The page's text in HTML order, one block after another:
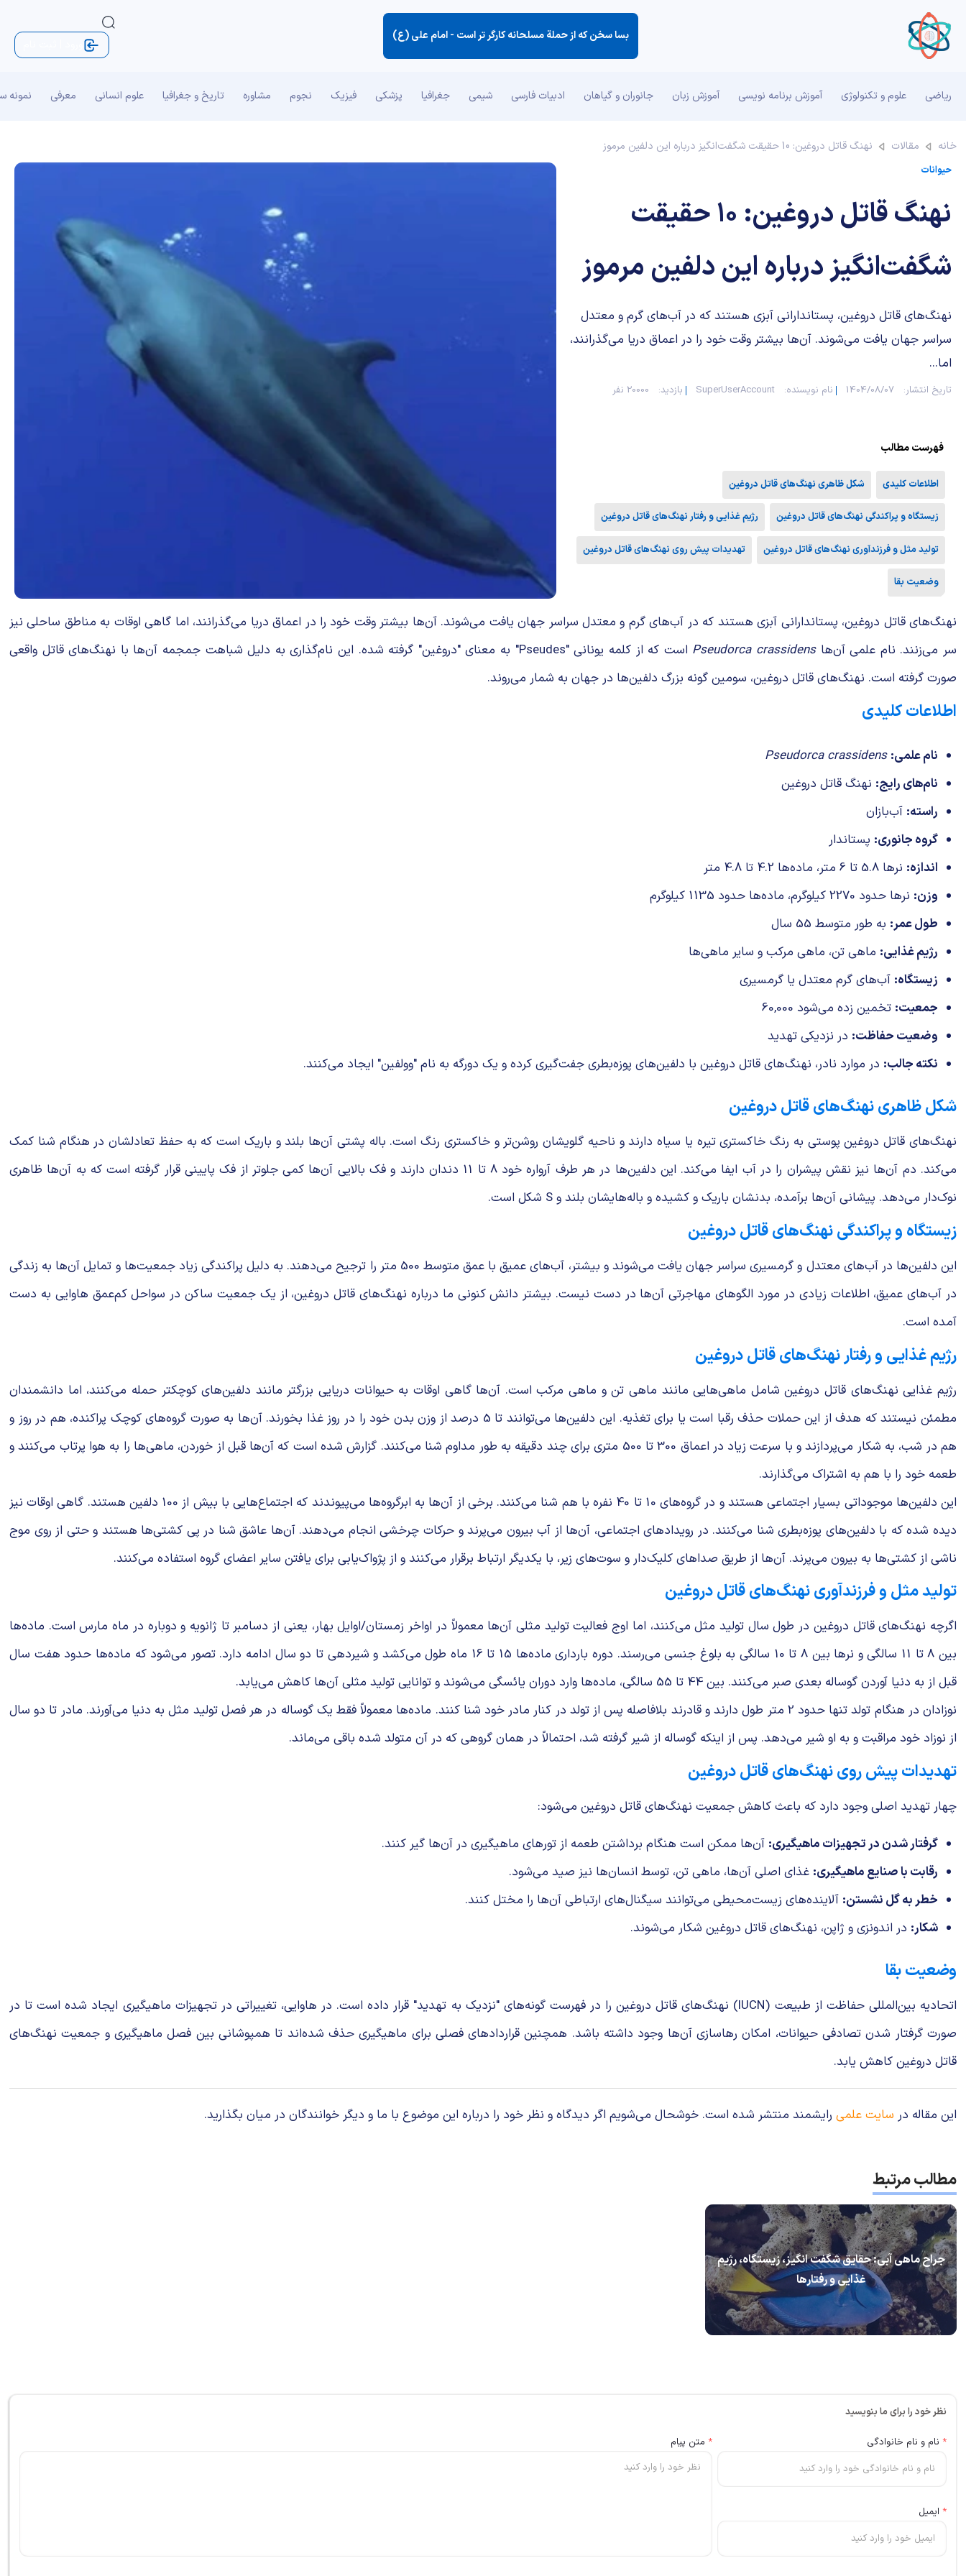
بسا سخن كه از حملة مسلحانه كارگر تر است -امام علی (ع)
ریاضی علوم و تکنولوژی آموزش برنامه نویسی آموزش زبان جانوران و گیاهان ادبیات فارسی شیمی جغرافیا پزشکی فیزیک نجوم مشاوره تاریخ و جغرافیا علوم انسانی معرفی نمونه
خانه مقالات نهنگ قاتل دروغین: 10 حقیقت شگفت‌انگیز درباره این دلفین مرموز
حیوانات
نهنگ قاتل دروغین: 10 حقیقت
شگفت‌انگیز درباره این دلفین مرموز
نهنگ‌های قاتل دروغین، پستاندارانی آبزی هستند که در آب‌های گرم و معتدل
سراسر جهان یافت می‌شوند. آن‌ها بیشتر وقت خود را در اعماق دریا می‌گذرانند،
اما...
تاریخ انتشار: 1404/08/07 نام نویسنده: SuperUserAccount بازدید: 20000 نفر
فهرست مطالب
اطلاعات کلیدی شکل ظاهری نهنگ‌های قاتل دروغین
زیستگاه و پراکندگی نهنگ‌های قاتل دروغین رژیم غذایی و رفتار نهنگ‌های قاتل دروغین
تولید مثل و فرزندآوری نهنگ‌های قاتل دروغین تهدیدات پیش روی نهنگ‌های قاتل دروغین
وضعیت بقا
نهنگ‌های قاتل دروغین، پستاندارانی آبزی هستند که در آب‌های گرم و معتدل سراسر جهان یافت می‌شوند. آن‌ها بیشتر وقت خود را در اعماق دریا می‌گذرانند، اما گاهی اوقات به مناطق ساحلی نیز
سر می‌زنند. نام علمی آن‌هاPseudorca crassidens
است که از کلمه یونانی "Pseudes" به معنای "دروغین" گرفته شده. این نام‌گذاری به دلیل شباهت جمجمه آن‌ها با نهنگ‌های قاتل واقعی
صورت گرفته است. نهنگ‌های قاتل دروغین، سومین گونه بزرگ دلفین‌ها در جهان به شمار می‌روند.
اطلاعات کلیدی
نام علمی: Pseudorca crassidens
نام‌های رایج: نهنگ قاتل دروغین
راسته: آب‌بازان
گروه جانوری: پستاندار
اندازه: نرها 5.8 تا 6 متر، ماده‌ها 4.2 تا 4.8 متر
وزن: نرها حدود 2270 کیلوگرم، ماده‌ها حدود 1135 کیلوگرم
طول عمر: به طور متوسط 55 سال
رژیم غذایی: ماهی تن، ماهی مرکب و سایر ماهی‌ها
زیستگاه: آب‌های گرم معتدل یا گرمسیری
جمعیت: تخمین زده می‌شود 60,000
وضعیت حفاظت: در نزدیکی تهدید
نکته جالب: در موارد نادر، نهنگ‌های قاتل دروغین با دلفین‌های پوزه‌بطری جفت‌گیری کرده و یک دورگه به نام "وولفین" ایجاد می‌کنند.
شکل ظاهری نهنگ‌های قاتل دروغین
نهنگ‌های قاتل دروغین پوستی به رنگ خاکستری تیره یا سیاه دارند و ناحیه گلویشان روشن‌تر و خاکستری رنگ است. باله پشتی آن‌ها بلند و باریک است که به حفظ تعادلشان در هنگام شنا کمک
می‌کند. دم آن‌ها نیز نقش پیشران را در آب ایفا می‌کند. این دلفین‌ها در هر طرف آرواره خود 8 تا 11 دندان دارند و فک بالایی آن‌ها کمی جلوتر از فک پایینی قرار گرفته است که به آن‌ها ظاهری
نوک‌دار می‌دهد. پیشانی آن‌ها برآمده، بدنشان باریک و کشیده و باله‌هایشان بلند و S شکل است.
زیستگاه و پراکندگی نهنگ‌های قاتل دروغین
این دلفین‌ها در آب‌های معتدل و گرمسیری سراسر جهان یافت می‌شوند و بیشتر، آب‌های عمیق با عمق متوسط 500 متر را ترجیح می‌دهند. به دلیل پراکندگی زیاد جمعیت‌ها و تمایل آن‌ها به زندگی
در آب‌های عمیق، اطلاعات زیادی در مورد الگوهای مهاجرتی آن‌ها در دست نیست. بیشتر دانش کنونی ما درباره نهنگ‌های قاتل دروغین، از یک جمعیت ساکن در سواحل کم‌عمق هاوایی به دست
آمده است.
رژیم غذایی و رفتار نهنگ‌های قاتل دروغین
رژیم غذایی نهنگ‌های قاتل دروغین شامل ماهی‌هایی مانند ماهی تن و ماهی مرکب است. آن‌ها گاهی اوقات به حیوانات دریایی بزرگتر مانند دلفین‌های کوچکتر حمله می‌کنند، اما دانشمندان
مطمئن نیستند که هدف از این حملات حذف رقبا است یا برای تغذیه. این دلفین‌ها می‌توانند تا 5 درصد از وزن بدن خود را در روز غذا بخورند. آن‌ها به صورت گروه‌های کوچک پراکنده، هم در روز و
هم در شب، به شکار می‌پردازند و با سرعت زیاد در اعماق 300 تا 500 متری برای چند دقیقه به طور مداوم شنا می‌کنند. گزارش شده است که آن‌ها قبل از خوردن، ماهی‌ها را به هوا پرتاب می‌کنند و
طعمه خود را با هم به اشتراک می‌گذارند.
این دلفین‌ها موجوداتی بسیار اجتماعی هستند و در گروه‌های 10 تا 40 نفره با هم شنا می‌کنند. برخی از آن‌ها به ابرگروه‌ها می‌پیوندند که اجتماع‌هایی با بیش از 100 دلفین هستند. گاهی اوقات نیز
دیده شده که با دلفین‌های پوزه‌بطری شنا می‌کنند. در رویدادهای اجتماعی، آن‌ها از آب بیرون می‌پرند و حرکات چرخشی انجام می‌دهند. آن‌ها عاشق شنا در پی کشتی‌ها هستند و حتی از روی موج
ناشی از کشتی‌ها به بیرون می‌پرند. آن‌ها از طریق صداهای کلیک‌دار و سوت‌های زیر، با یکدیگر ارتباط برقرار می‌کنند و از پژواک‌یابی برای یافتن سایر اعضای گروه استفاده می‌کنند.
تولید مثل و فرزندآوری نهنگ‌های قاتل دروغین
اگرچه نهنگ‌های قاتل دروغین در طول سال تولید مثل می‌کنند، اما اوج فعالیت تولید مثلی آن‌ها معمولاً در اواخر زمستان/اوایل بهار، یعنی از دسامبر تا ژانویه و دوباره در ماه مارس است. ماده‌ها
بین 8 تا 11 سالگی و نرها بین 8 تا 10 سالگی به بلوغ جنسی می‌رسند. دوره بارداری ماده‌ها 15 تا 16 ماه طول می‌کشد و شیردهی تا دو سال ادامه دارد. تصور می‌شود که ماده‌ها حدود هفت سال
قبل از به دنیا آوردن گوساله بعدی صبر می‌کنند. بین 44 تا 55 سالگی، ماده‌ها وارد دوران یائسگی می‌شوند و توانایی تولید مثلی آن‌ها کاهش می‌یابد.
نوزادان در هنگام تولد تنها حدود 2 متر طول دارند و قادرند بلافاصله پس از تولد در کنار مادر خود شنا کنند. ماده‌ها معمولاً فقط یک گوساله در هر فصل تولید مثل به دنیا می‌آورند. مادر تا دو سال
از نوزاد خود مراقبت و به او شیر می‌دهد. پس از اینکه گوساله از شیر گرفته شد، احتمالاً در همان گروهی که در آن متولد شده باقی می‌ماند.
تهدیدات پیش روی نهنگ‌های قاتل دروغین
چهار تهدید اصلی وجود دارد که باعث کاهش جمعیت نهنگ‌های قاتل دروغین می‌شود:
گرفتار شدن در تجهیزات ماهیگیری: آن‌ها ممکن است هنگام برداشتن طعمه از تورهای ماهیگیری در آن‌ها گیر کنند.
رقابت با صنایع ماهیگیری: غذای اصلی آن‌ها، ماهی تن، توسط انسان‌ها نیز صید می‌شود.
خطر به گل نشستن: آلاینده‌های زیست‌محیطی می‌توانند سیگنال‌های ارتباطی آن‌ها را مختل کنند.
شکار: در اندونزی و ژاپن، نهنگ‌های قاتل دروغین شکار می‌شوند.
وضعیت بقا
اتحادیه بین‌المللی حفاظت از طبیعت (IUCN) نهنگ‌های قاتل دروغین را در فهرست گونه‌های "نزدیک به تهدید" قرار داده است. در هاوایی، تغییراتی در تجهیزات ماهیگیری ایجاد شده است تا در
صورت گرفتار شدن تصادفی حیوانات، امکان رهاسازی آن‌ها وجود داشته باشد. همچنین قراردادهای فصلی برای ماهیگیری حذف شده‌اند تا همپوشانی بین فصل ماهیگیری و جمعیت نهنگ‌های
قاتل دروغین کاهش یابد.
این مقاله در سایت علمی رایشمند منتشر شده است. خوشحال می‌شویم اگر دیدگاه و نظر خود را درباره این موضوع با ما و دیگر خوانندگان در میان بگذارید.
مطالب مرتبط
جراح ماهی آبی: حقایق شگفت انگیز، زیستگاه، رژیم
غذایی و رفتارها
نظر خود را برای ما بنویسید
* نام و نام خانوادگی
* ایمیل
* متن پیام